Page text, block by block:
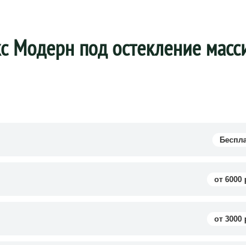
под остекление
от 6000
от 3000